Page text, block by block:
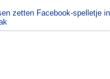
zetten Facebook-spelletje